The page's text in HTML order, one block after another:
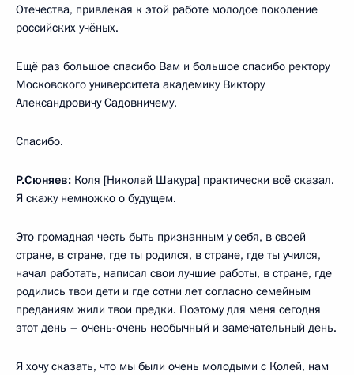
Отечества, привлекая к этой работе молодое поколение
российских учёных.
Ещё раз большое спасибо Вам и большое спасибо ректору
Московского университета академику Виктору
Александровичу Садовничему.
Спасибо.
Р.Сюняев: Коля [Николай Шакура] практически всё сказал.
Я скажу немножко о будущем.
Это громадная честь быть признанным у себя, в своей
стране, в стране, где ты родился, в стране, где ты учился,
начал работать, написал свои лучшие работы, в стране, где
родились твои дети и где сотни лет согласно семейным
преданиям жили твои предки. Поэтому для меня сегодня
этот день – очень-очень необычный и замечательный день.
Я хочу сказать, что мы были очень молодыми с Колей, нам